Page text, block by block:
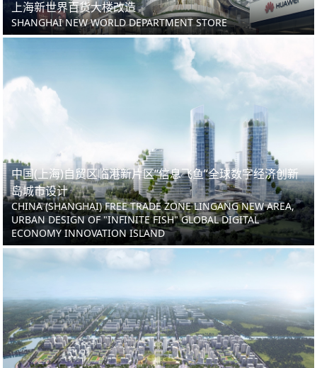
上海新世界百货大楼改造
SHANGHAI NEW WORLD DEPARTMENT STORE
中国(上海)自贸区临港新片区“信息飞鱼”全球数字经济创新
岛城市设计
CHINA (SHANGHAI) FREE TRADE ZONE LINGANG NEW AREA,
URBAN DESIGN OF "INFINITE FISH" GLOBAL DIGITAL
ECONOMY INNOVATION ISLAND